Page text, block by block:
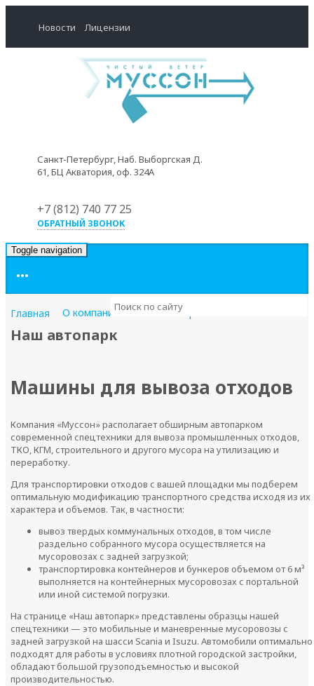
Новости Лицензии
Санкт-Петербург, Наб. Выборгская Д.
61, БЦ Акватория, оф. 324А
+7 (812) 740 77 25
ОБРАТНЫЙ ЗВОНОК
Toggle navigation
•••
Главная О компании Наш автопарк
Наш автопарк
Машины для вывоза отходов
Компания «Муссон» располагает обширным автопарком
современной спецтехники для вывоза промышленных отходов,
ТКО, КГМ, строительного и другого мусора на утилизацию и
переработку.
Для транспортировки отходов с вашей площадки мы подберем
оптимальную модификацию транспортного средства исходя из их
характера и объемов. Так, в частности:
вывоз твердых коммунальных отходов, в том числе
раздельно собранного мусора осуществляется на
мусоровозах с задней загрузкой;
транспортировка контейнеров и бункеров объемом от 6 м³
выполняется на контейнерных мусоровозах с портальной
или иной системой погрузки.
На странице «Наш автопарк» представлены образцы нашей
спецтехники — это мобильные и маневренные мусоровозы с
задней загрузкой на шасси Scania и Isuzu. Автомобили оптимально
подходят для работы в условиях плотной городской застройки,
обладают большой грузоподъемностью и высокой
производительностью.